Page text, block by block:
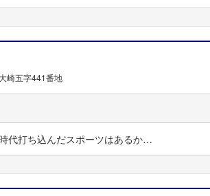
崎五字441番地
代打ち込んだスポーツはあるか…